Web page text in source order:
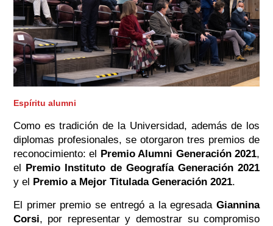
Espíritu alumni
Como es tradición de la Universidad, además de los
diplomas profesionales, se otorgaron tres premios de
reconocimiento: el Premio Alumni Generación 2021,
el Premio Instituto de Geografía Generación 2021
y el Premio a Mejor Titulada Generación 2021.
El primer premio se entregó a la egresadaGiannina
Corsi, por representar y demostrar su compromiso